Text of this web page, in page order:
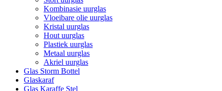
Kombinasie uurglas
Vloeibare olie uurglas
Kristal uurglas
Hout uurglas
Plastiek uurglas
Metaal uurglas
Akriel uurglas
Glas Storm Bottel
Glaskaraf
Glas Karaffe Stel